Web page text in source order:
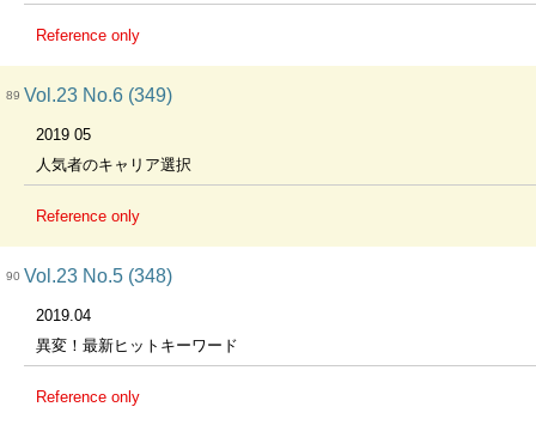
Reference only
89 Vol.23 No.6 (349)
2019 05
人気者のキャリア選択
Reference only
90 Vol.23 No.5 (348)
2019.04
異変！最新ヒットキーワード
Reference only